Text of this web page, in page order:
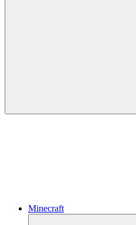
Minecraft